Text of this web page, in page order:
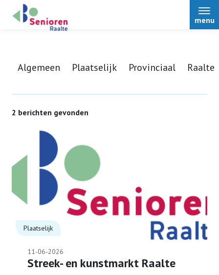
menu
Over ons
Nieuws
Activiteiten
Terugblikken
Algemeen Plaatselijk Provinciaal Raalte
2 berichten gevonden
Plaatselijk
11-06-2026
Streek- en kunstmarkt Raalte